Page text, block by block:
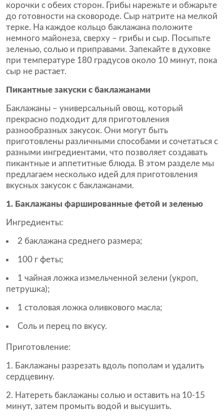
корочки с обеих сторон. Грибы нарежьте и обжарьте
до готовности на сковороде. Сыр натрите на мелкой
терке. На каждое кольцо баклажана положите
немного майонеза, сверху – грибы и сыр. Посыпьте
зеленью, солью и приправами. Запекайте в духовке
при температуре 180 градусов около 10 минут, пока
сыр не растает.
Пикантные закуски с баклажанами
Баклажаны – универсальный овощ, который
прекрасно подходит для приготовления
разнообразных закусок. Они могут быть
приготовлены различными способами и сочетаться с
разными ингредиентами, что позволяет создавать
пикантные и аппетитные блюда. В этом разделе мы
предлагаем несколько идей для приготовления
вкусных закусок с баклажанами.
1. Баклажаны фаршированные фетой и зеленью
Ингредиенты:
2 баклажана среднего размера;
100 г феты;
1 чайная ложка измельченной зелени (укроп,
петрушка);
1 столовая ложка оливкового масла;
Соль и перец по вкусу.
Приготовление:
Баклажаны разрезать вдоль пополам и удалить
сердцевину.
Натереть баклажаны солью и оставить на 10-15
минут, затем промыть водой и высушить.